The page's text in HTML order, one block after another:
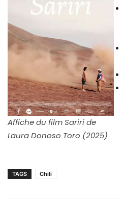
Affiche du film Sariri de
Laura Donoso Toro (2025)
TAGS Chili